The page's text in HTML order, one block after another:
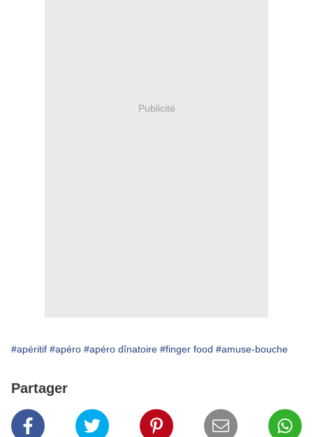
Publicité
#apéritif #apéro #apéro dînatoire #finger food #amuse-bouche
Partager